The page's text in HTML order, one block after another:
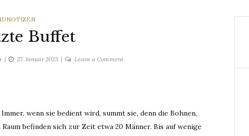
Buffet
27. Januar 2023 Leave a Commenton
wenn sie bedient wird, summt sie, denn die Bohnen,
befinden sich zur Zeit etwa 20 Männer. Bis auf wenige